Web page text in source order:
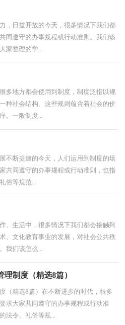
，日益开放的今天，很多情况下我们都
同遵守的办事规程或行动准则。我们该
家整理的学...
多地方都会使用到制度，制度泛指以规
种社会结构。这些规则蕴含着社会的价
。一般制度...
不断提速的今天，人们运用到制度的场
共同遵守的办事规程或行动准则，也指
俗等规范...
、生活中，很多情况下我们都会接触到
、文化教育事业的发展，对社会公共秩
我们该怎么...
制度（精选8篇）
（精选8篇）在不断进步的时代，很多
求大家共同遵守的办事规程或行动准
法令、礼俗等规...